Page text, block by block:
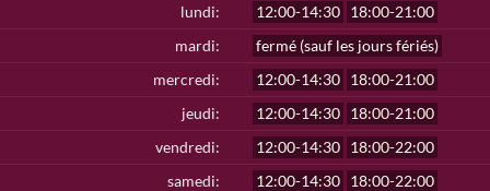
lundi: 12:00-14:30 18:00-21:00
mardi:
fermé (sauf les jours fériés)
mercredi:
12:00-14:30 18:00-21:00
jeudi:
12:00-14:30 18:00-21:00
vendredi:
12:00-14:30 18:00-22:00
samedi:
12:00-14:30 18:00-22:00